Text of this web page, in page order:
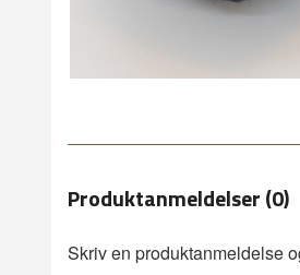
Produktanmeldelser (0)
Skriv en produktanmeldelse